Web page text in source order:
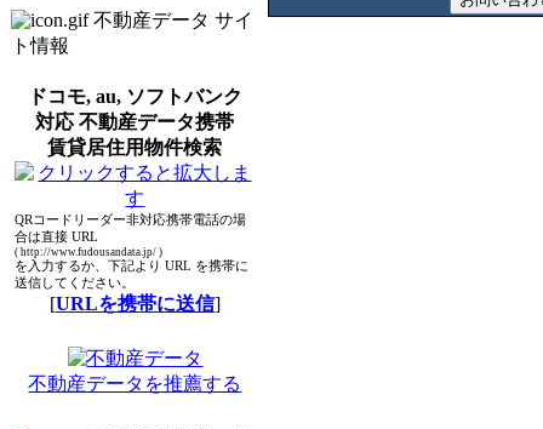
不動産データ サイ
ト情報
ドコモ, au, ソフトバンク
対応 不動産データ携帯
賃貸居住用物件検索
QRコードリーダー非対応携帯電話の場
合は直接 URL
( http://www.fudousandata.jp/ )
を入力するか、下記より URL を携帯に
送信してください。
[URLを携帯に送信]
不動産データを推薦する